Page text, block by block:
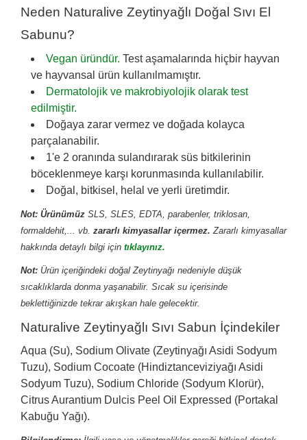
Neden Naturalive Zeytinyağlı Doğal Sıvı El
Sabunu?
Vegan üründür. Test aşamalarında hiçbir hayvan
ve hayvansal ürün kullanılmamıştır.
Dermatolojik ve makrobiyolojik olarak test
edilmiştir.
Doğaya zarar vermez ve doğada kolayca
parçalanabilir.
1'e 2 oranında sulandırarak süs bitkilerinin
böceklenmeye karşı korunmasında kullanılabilir.
Doğal, bitkisel, helal ve yerli üretimdir.
Not: Ürünümüz SLS, SLES, EDTA, parabenler, triklosan,
formaldehit,... vb. zararlı kimyasallar içermez. Zararlı kimyasallar
hakkında detaylı bilgi için tıklayınız.
Not: Ürün içeriğindeki doğal Zeytinyağı nedeniyle düşük
sıcaklıklarda donma yaşanabilir. Sıcak su içerisinde
beklettiğinizde tekrar akışkan hale gelecektir.
Naturalive Zeytinyağlı Sıvı Sabun İçindekiler
Aqua (Su), Sodium Olivate (Zeytinyağı Asidi Sodyum
Tuzu), Sodium Cocoate (Hindiztanceviziyağı Asidi
Sodyum Tuzu), Sodium Chloride (Sodyum Klorür),
Citrus Aurantium Dulcis Peel Oil Expressed (Portakal
Kabuğu Yağı).